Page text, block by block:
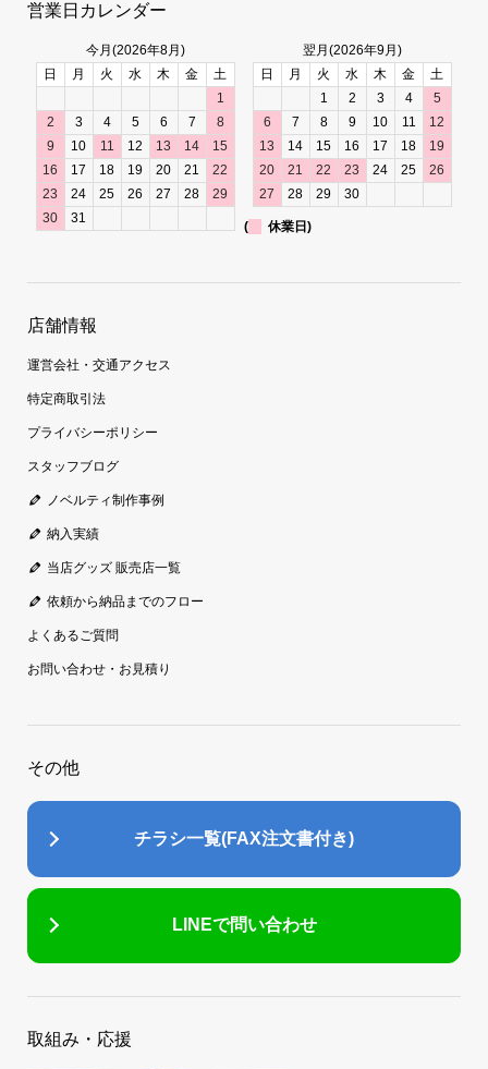
営業日カレンダー
今月(2026年8月)
日
月 火 水 木 金
土
1
2
3 4 5 6 7
8
9
10 11 12 13 14
15
16
17 18 19 20 21
22
23
24 25 26 27 28
29
30
31
翌月(2026年9月)
日
月 火 水 木 金
土
1
2 3 4
5
6
7 8 9 10 11
12
13
14 15 16 17 18
19
20
21 22 23 24 25
26
27
28 29 30
( 休業日)
店舗情報
運営会社・交通アクセス
特定商取引法
プライバシーポリシー
スタッフブログ
ノベルティ制作事例
納入実績
当店グッズ 販売店一覧
依頼から納品までのフロー
よくあるご質問
お問い合わせ・お見積り
その他
チラシ一覧(FAX注文書付き)
LINEで問い合わせ
取組み・応援